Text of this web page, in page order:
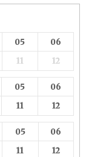
05
06
11 12
05
06
11 12
05
06
11 12